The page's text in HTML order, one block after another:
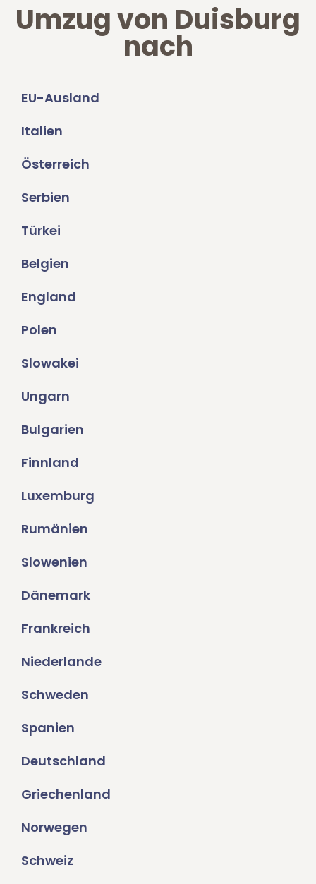
Umzug von Duisburg
nach
EU-Ausland
Italien
Österreich
Serbien
Türkei
Belgien
England
Polen
Slowakei
Ungarn
Bulgarien
Finnland
Luxemburg
Rumänien
Slowenien
Dänemark
Frankreich
Niederlande
Schweden
Spanien
Deutschland
Griechenland
Norwegen
Schweiz